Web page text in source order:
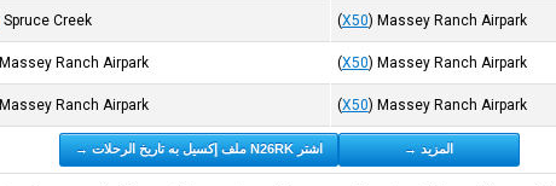
Massey Ranch Airpark
(X50)
Spruce Creek
Massey Ranch Airpark
(X50)
Massey Ranch Airpark
Massey Ranch Airpark
(X50)
Massey Ranch Airpark
المزيد → اشتر N26RK ملف إكسيل به تاريخ الرحلات →